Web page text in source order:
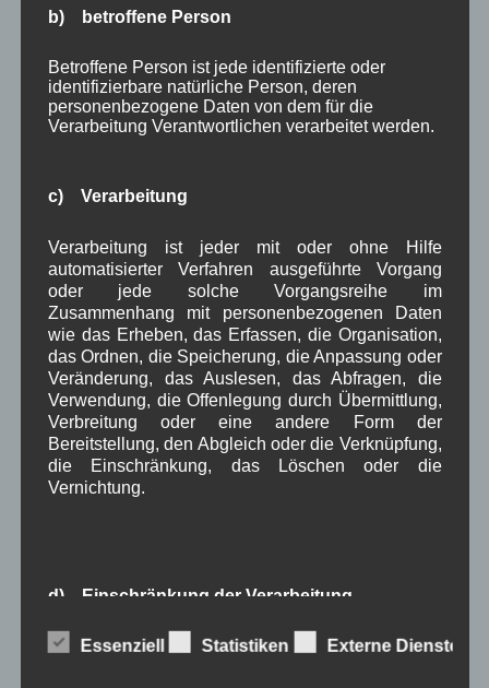
Januar 2023(8)
November 2022(8)
Oktober 2022(8)
September 2022(2)
(6)
Juni 2022
Mai 2022
März 2022(6)
Februar 2022(4)
Januar 2022(3)
Dezember 2021(7)
November 2021
(9)
Oktober 2021(8)
September 2021(8)
August 2021(4)
Juli 2021(10)
Juni 2021(9)
Mai 2021(5)
Dezember 2020(7)
Oktober 2020(7)
b) betroffene Person
Betroffene Person ist jede identifizierte oder
identifizierbare natürliche Person, deren
personenbezogene Daten von dem für die
Verarbeitung Verantwortlichen verarbeitet werden.
c) Verarbeitung
Verarbeitung ist jeder mit oder ohne Hilfe
automatisierter Verfahren ausgeführte Vorgang
oder jede solche Vorgangsreihe im
Zusammenhang mit personenbezogenen Daten
wie das Erheben, das Erfassen, die Organisation,
das Ordnen, die Speicherung, die Anpassung oder
Veränderung, das Auslesen, das Abfragen, die
Verwendung, die Offenlegung durch Übermittlung,
Verbreitung oder eine andere Form der
Bereitstellung, den Abgleich oder die Verknüpfung,
die Einschränkung, das Löschen oder die
Vernichtung.
d) Einschränkung der Verarbeitung
Einschränkung der Verarbeitung ist die Markierung
Essenziell Statistiken Externe Dienste